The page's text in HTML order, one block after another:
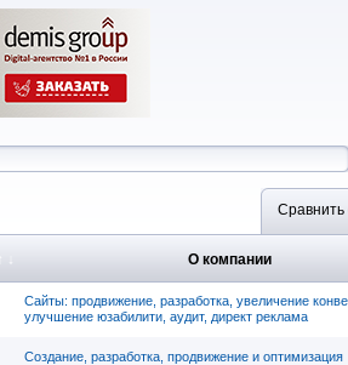
Сравнить
О компании
Сайты: продвижение, разработка, увеличение
улучшение юзабилити, аудит, директ реклама
Создание, разработка, продвижение и оптимизация